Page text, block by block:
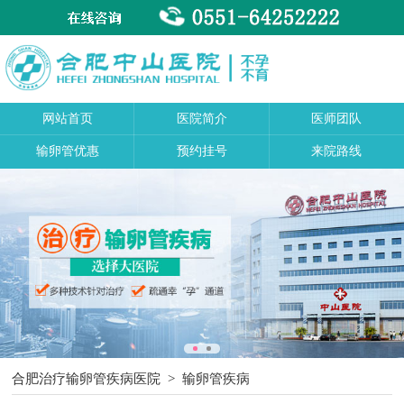
网站首页 医院简介 医师团队
输卵管优惠 预约挂号 来院路线
合肥治疗输卵管疾病医院 >输卵管疾病